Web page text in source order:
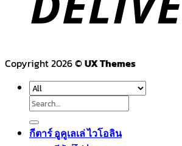
Copyright 2026 ©UX Themes
Search
for:
กีตาร์ อูคูเลเล่ ไวโอลิน